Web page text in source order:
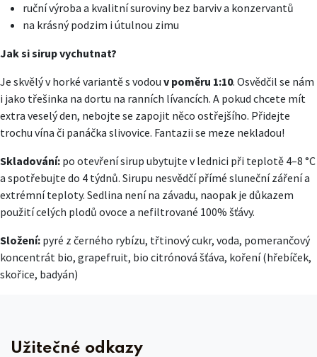
ruční výroba a kvalitní suroviny bez barviv a konzervantů
na krásný podzim i útulnou zimu
Jak si sirup vychutnat?
Je skvělý v horké variantě s vodou v poměru 1:10. Osvědčil se nám
i jako třešinka na dortu na ranních lívancích. A pokud chcete mít
extra veselý den, nebojte se zapojit něco ostřejšího. Přidejte
trochu vína či panáčka slivovice. Fantazii se meze nekladou!
Skladování: po otevření sirup ubytujte v lednici při teplotě 4–8 °C
a spotřebujte do 4 týdnů. Sirupu nesvědčí přímé sluneční záření a
extrémní teploty. Sedlina není na závadu, naopak je důkazem
použití celých plodů ovoce a nefiltrované 100% šťávy.
Složení: pyré z černého rybízu, třtinový cukr, voda, pomerančový
koncentrát bio, grapefruit, bio citrónová šťáva, koření (hřebíček,
skořice, badyán)
Užitečné odkazy